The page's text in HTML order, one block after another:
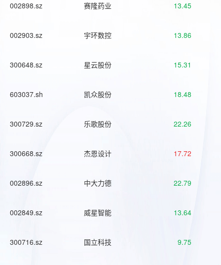
002898.sz 赛隆药业 13.45
002903.sz 宇环数控 13.86
300648.sz 星云股份 15.31
603037.sh 凯众股份 18.48
300729.sz 乐歌股份 22.26
300668.sz 杰恩设计 17.72
002896.sz 中大力德 22.79
002849.sz 威星智能 13.64
300716.sz 国立科技 9.75